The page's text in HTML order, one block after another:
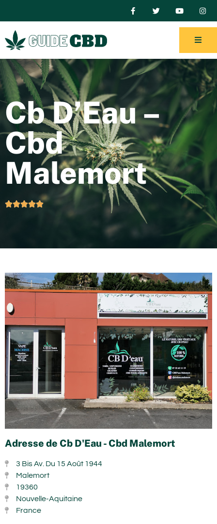
Cb D’Eau –
Cbd
Malemort

Adresse de Cb D'Eau - Cbd Malemort
3 Bis Av. Du 15 Août 1944
Malemort
19360
Nouvelle-Aquitaine
France